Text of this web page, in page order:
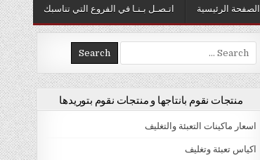
اتـصـل بـنـا في الفروع التي تناسبك الصفحة الرئيسية
Search
for:
منتجات نقوم بانتاجها و منتجات نقوم بتوريدها
اسعار ماكينات التعبئة والتغليف
اكياس تعبئة وتغليف